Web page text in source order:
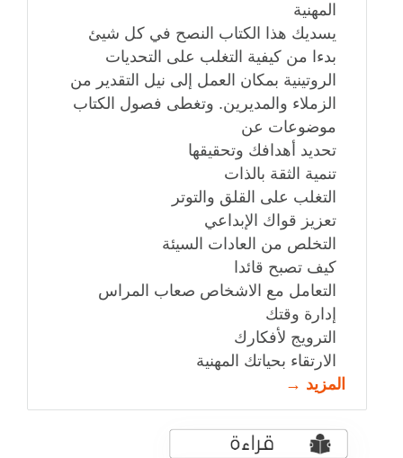
المهنية
يسديك هذا الكتاب النصح في كل شيئ
بدءا من كيفية التغلب على التحديات
الروتينية بمكان العمل إلى نيل التقدير من
الزملاء والمديرين. وتغطى فصول الكتاب
موضوعات عن
تحديد أهدافك وتحقيقها
تنمية الثقة بالذات
التغلب على القلق والتوتر
تعزيز قواك الإبداعي
التخلص من العادات السيئة
كيف تصبح قائدا
التعامل مع الاشخاص صعاب المراس
إدارة وقتك
الترويج لأفكارك
الارتقاء بحياتك المهنية
المزيد →